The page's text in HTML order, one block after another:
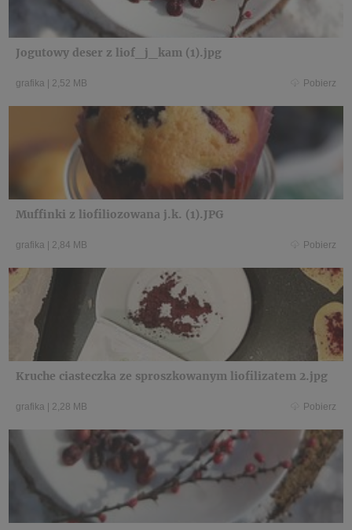
Jogutowy deser z liof_j_kam (1).jpg
grafika 2,52 MB Pobierz
Muffinki z liofiliozowana j.k. (1).JPG
grafika 2,84 MB Pobierz
Kruche ciasteczka ze sproszkowanym liofilizatem 2.jpg
grafika 2,28 MB Pobierz